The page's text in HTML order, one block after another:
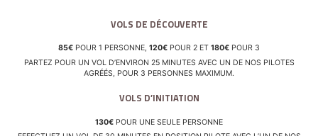
VOLS DE DÉCOUVERTE
85€ POUR 1 PERSONNE, 120€ POUR 2 ET 180€ POUR 3
PARTEZ POUR UN VOL D’ENVIRON 25 MINUTES AVEC UN DE NOS PILOTES
AGRÉÉS, POUR 3 PERSONNES MAXIMUM.
VOLS D’INITIATION
130€ POUR UNE SEULE PERSONNE